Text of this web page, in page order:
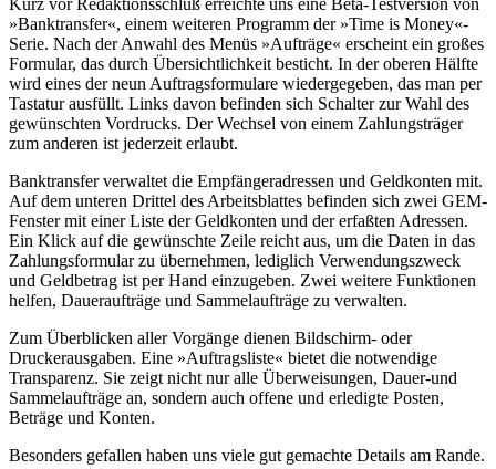
Kurz vor Redaktionsschluß erreichte uns eine Beta-Testversion von
»Banktransfer«, einem weiteren Programm der »Time is Money«-
Serie. Nach der Anwahl des Menüs »Aufträge« erscheint ein großes
Formular, das durch Übersichtlichkeit besticht. In der oberen Hälfte
wird eines der neun Auftragsformulare wiedergegeben, das man per
Tastatur ausfüllt. Links davon befinden sich Schalter zur Wahl des
gewünschten Vordrucks. Der Wechsel von einem Zahlungsträger
zum anderen ist jederzeit erlaubt.
Banktransfer verwaltet die Empfängeradressen und Geldkonten mit.
Auf dem unteren Drittel des Arbeitsblattes befinden sich zwei GEM-
Fenster mit einer Liste der Geldkonten und der erfaßten Adressen.
Ein Klick auf die gewünschte Zeile reicht aus, um die Daten in das
Zahlungsformular zu übernehmen, lediglich Verwendungszweck
und Geldbetrag ist per Hand einzugeben. Zwei weitere Funktionen
helfen, Daueraufträge und Sammelaufträge zu verwalten.
Zum Überblicken aller Vorgänge dienen Bildschirm- oder
Druckerausgaben. Eine »Auftragsliste« bietet die notwendige
Transparenz. Sie zeigt nicht nur alle Überweisungen, Dauer-und
Sammelaufträge an, sondern auch offene und erledigte Posten,
Beträge und Konten.
Besonders gefallen haben uns viele gut gemachte Details am Rande.